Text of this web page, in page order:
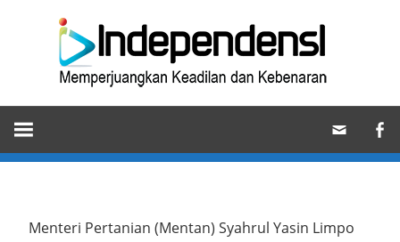
Memperjuangkan
Keadilan
dan
Menteri Pertanian (Mentan) Syahrul Yasin Limpo